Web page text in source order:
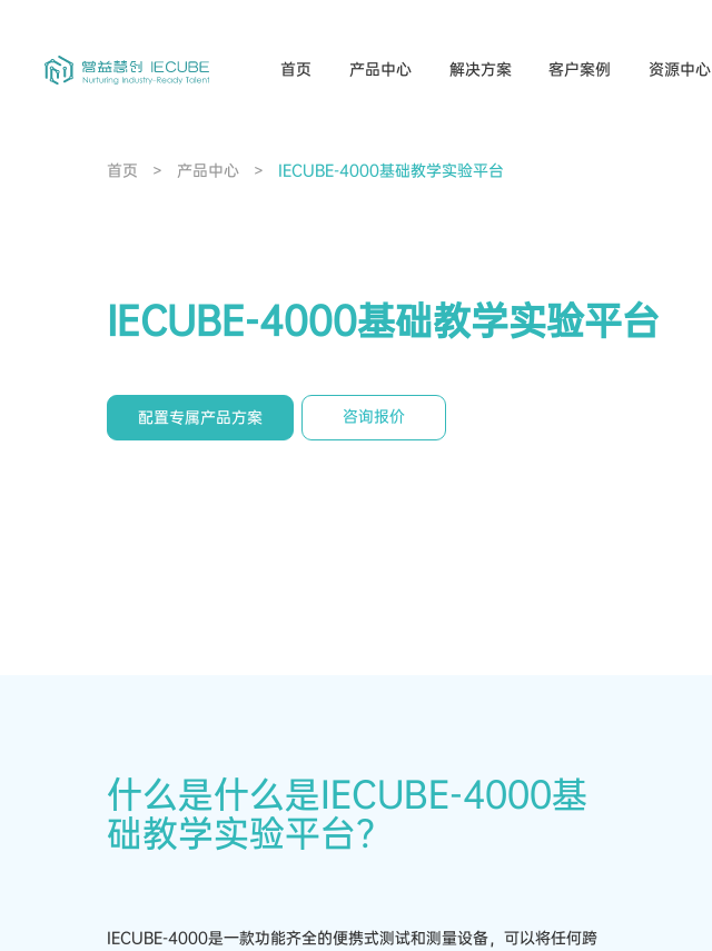
首页 产品中心 解决方案 客户案例 资源中心
首页 > 产品中心 > IECUBE-4000基础教学实验平台
IECUBE-4000基础教学实验平台
配置专属产品方案 咨询报价
什么是什么是IECUBE-4000基
础教学实验平台？
IECUBE-4000是一款功能齐全的便携式测试和测量设备，可以将任何跨